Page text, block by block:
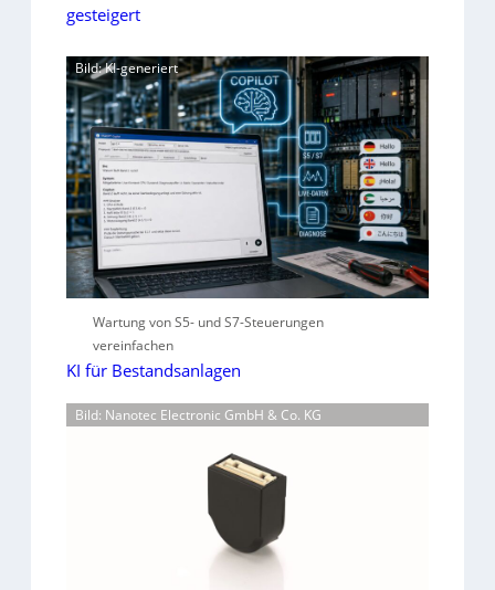
gesteigert
Bild: KI-generiert
Wartung von S5- und S7-Steuerungen
vereinfachen
KI für Bestandsanlagen
Bild: Nanotec Electronic GmbH & Co. KG